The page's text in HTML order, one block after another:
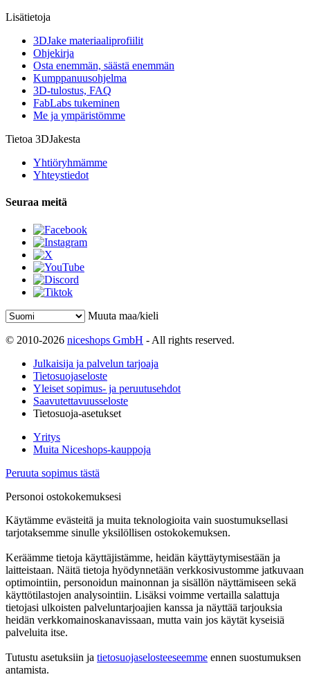
Lisätietoja
3DJake materiaaliprofiilit
Ohjekirja
Osta enemmän, säästä enemmän
Kumppanuusohjelma
3D-tulostus, FAQ
FabLabs tukeminen
Me ja ympäristömme
Tietoa 3DJakesta
Yhtiöryhmämme
Yhteystiedot
Seuraa meitä
Muuta maa/kieli
© 2010-2026 niceshops GmbH - All rights reserved.
Julkaisija ja palvelun tarjoaja
Tietosuojaseloste
Yleiset sopimus- ja peruutusehdot
Saavutettavuusseloste
Tietosuoja-asetukset
Yritys
Muita Niceshops-kauppoja
Peruuta sopimus tästä
Personoi ostokokemuksesi
Käytämme evästeitä ja muita teknologioita vain suostumuksellasi
tarjotaksemme sinulle yksilöllisen ostokokemuksen.
Keräämme tietoja käyttäjistämme, heidän käyttäytymisestään ja
laitteistaan. Näitä tietoja hyödynnetään verkkosivustomme jatkuvaan
optimointiin, personoidun mainonnan ja sisällön näyttämiseen sekä
käyttötilastojen analysointiin. Lisäksi voimme vertailla salattuja
tietojasi ulkoisten palveluntarjoajien kanssa ja näyttää tarjouksia
heidän verkkomainoskanavissaan, mutta vain jos käytät kyseisiä
palveluita itse.
Tutustu asetuksiin ja tietosuojaselosteeseemme ennen suostumuksen
antamista.